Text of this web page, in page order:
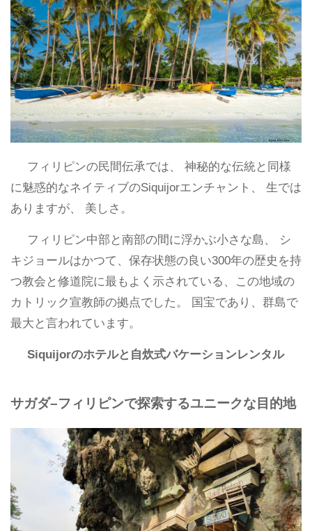
フィリピンの民間伝承では、 神秘的な伝統と同様
に魅惑的なネイティブのSiquijorエンチャント、 生では
ありますが、 美しさ。
フィリピン中部と南部の間に浮かぶ小さな島、 シ
キジョールはかつて、保存状態の良い300年の歴史を持
つ教会と修道院に最もよく示されている、この地域の
カトリック宣教師の拠点でした。 国宝であり、群島で
最大と言われています。
Siquijorのホテルと自炊式バケーションレンタル
サガダ–フィリピンで探索するユニークな目的地